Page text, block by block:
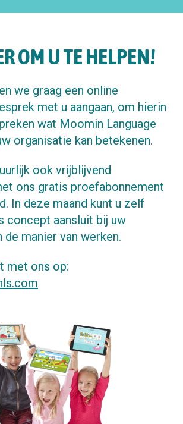
OM U TE HELPEN!
we graag een online
met u aangaan, om hierin
wat Moomin Language
organisatie kan betekenen.
ook vrijblijvend
ons gratis proefabonnement
In deze maand kunt u zelf
concept aansluit bij uw
de manier van werken.
met ons op: